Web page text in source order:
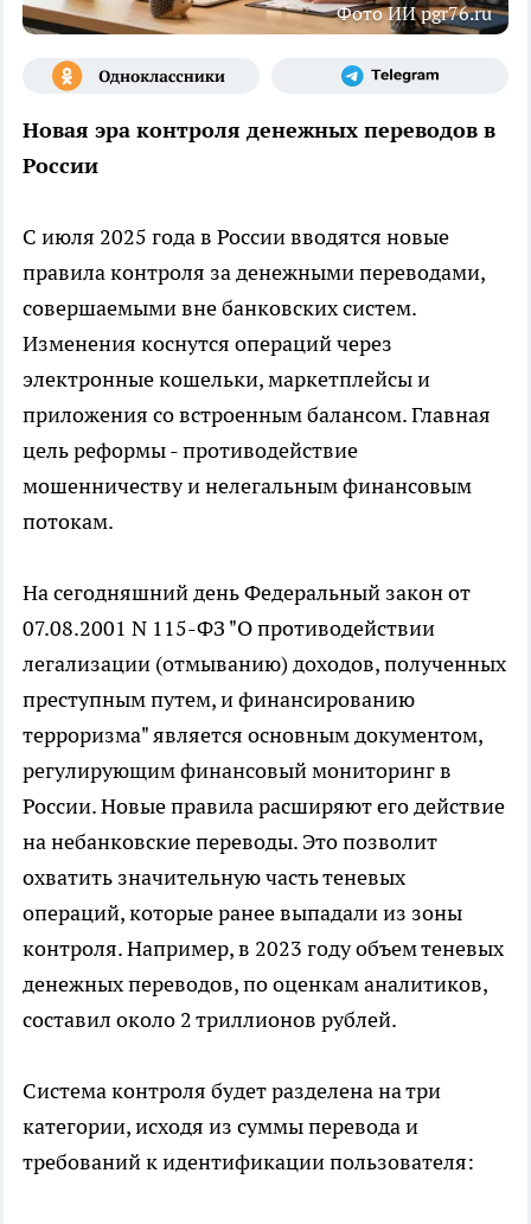
Фото ИИ pgr76.ru
Новая эра контроля денежных переводов в
России
С июля 2025 года в России вводятся новые
правила контроля за денежными переводами,
совершаемыми вне банковских систем.
Изменения коснутся операций через
электронные кошельки, маркетплейсы и
приложения со встроенным балансом. Главная
цель реформы - противодействие
мошенничеству и нелегальным финансовым
потокам.
На сегодняшний день Федеральный закон от
07.08.2001 N 115-ФЗ "О противодействии
легализации (отмыванию) доходов, полученных
преступным путем, и финансированию
терроризма" является основным документом,
регулирующим финансовый мониторинг в
России. Новые правила расширяют его действие
на небанковские переводы. Это позволит
охватить значительную часть теневых
операций, которые ранее выпадали из зоны
контроля. Например, в 2023 году объем теневых
денежных переводов, по оценкам аналитиков,
составил около 2 триллионов рублей.
Система контроля будет разделена на три
категории, исходя из суммы перевода и
требований к идентификации пользователя: